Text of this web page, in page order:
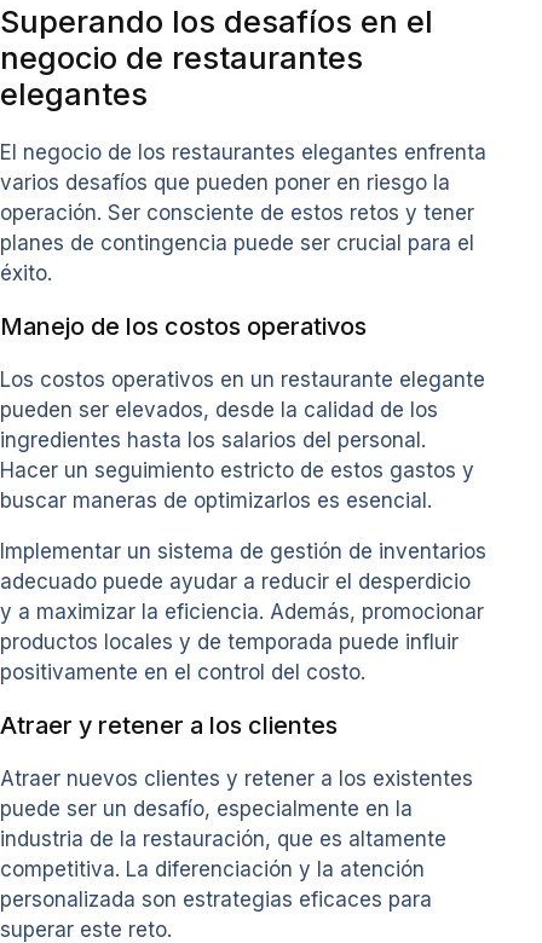
Superando los desafíos en el
negocio de restaurantes
elegantes
El negocio de los restaurantes elegantes enfrenta
varios desafíos que pueden poner en riesgo la
operación. Ser consciente de estos retos y tener
planes de contingencia puede ser crucial para el
éxito.
Manejo de los costos operativos
Los costos operativos en un restaurante elegante
pueden ser elevados, desde la calidad de los
ingredientes hasta los salarios del personal.
Hacer un seguimiento estricto de estos gastos y
buscar maneras de optimizarlos es esencial.
Implementar un sistema de gestión de inventarios
adecuado puede ayudar a reducir el desperdicio
y a maximizar la eficiencia. Además, promocionar
productos locales y de temporada puede influir
positivamente en el control del costo.
Atraer y retener a los clientes
Atraer nuevos clientes y retener a los existentes
puede ser un desafío, especialmente en la
industria de la restauración, que es altamente
competitiva. La diferenciación y la atención
personalizada son estrategias eficaces para
superar este reto.